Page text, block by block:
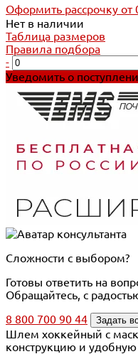
Оформить рассрочку от
Нет в наличии
Таблица размеров
Правила подбора
-
Уведомить о
Сложности с выбором?
Готовы ответить на
Обращайтесь, с
8 800 700 90 44
Задать
Шлем хоккейный с
конструкцию и удобную